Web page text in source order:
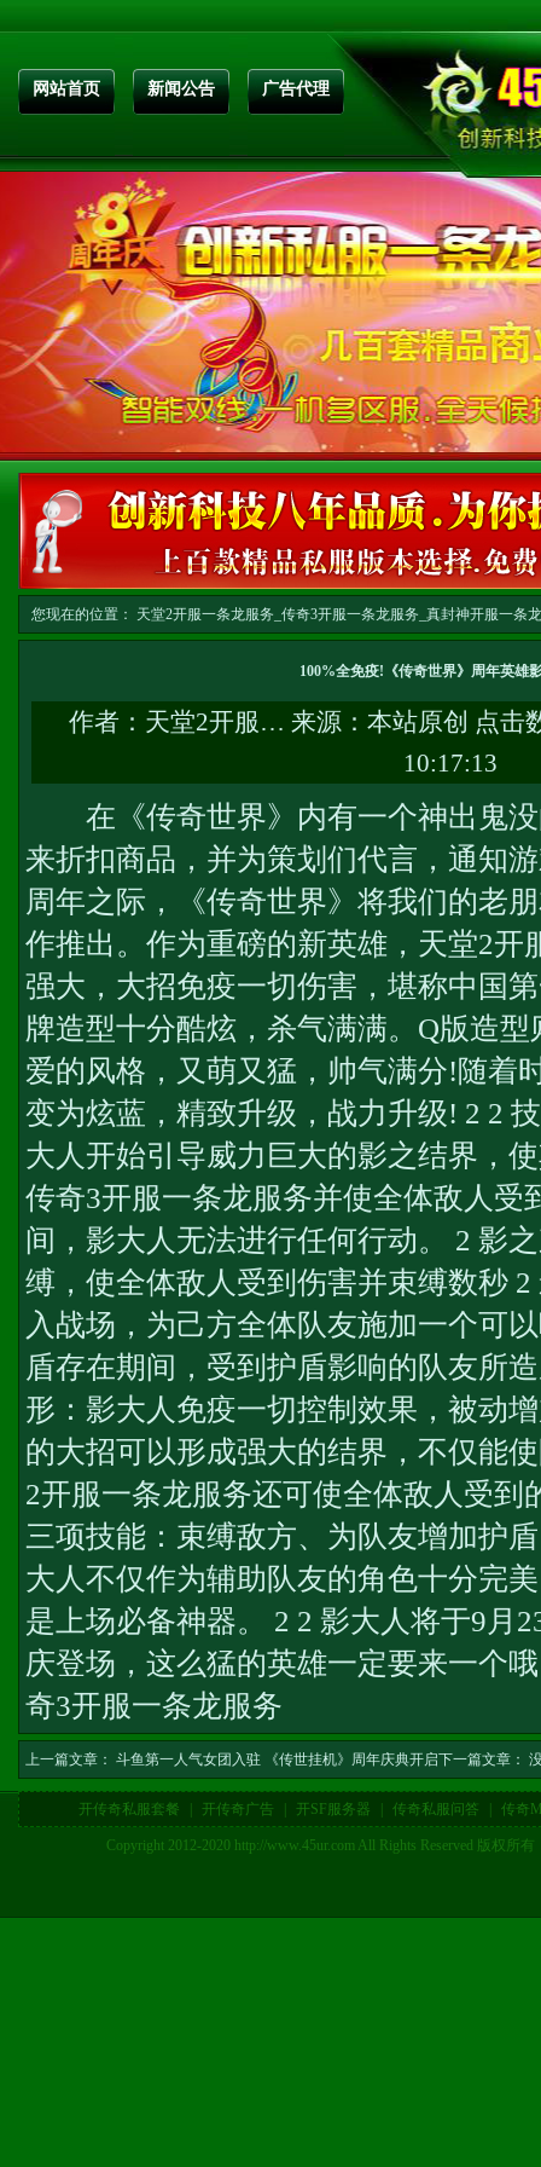
网站首页 新闻公告 广告代理
您现在的位置： 天堂2开服一条龙服务_传奇3开服一条龙服务_真封神开服一条
100%全免疫!《传奇世界》周年英雄
作者： 天堂2开服… 来源：本站原创 点击
10:17:13
在《传奇世界》内有一个神出鬼没
来折扣商品，并为策划们代言，通知
周年之际，《传奇世界》将我们的老
作推出。作为重磅的新英雄， 天堂2开
强大，大招免疫一切伤害，堪称中国
牌造型十分酷炫，杀气满满。Q版造
爱的风格，又萌又猛，帅气满分!随着
变为炫蓝，精致升级，战力升级! 2 2
大人开始引导威力巨大的影之结界，
传奇3开服一条龙服务并使全体敌人受
间，影大人无法进行任何行动。 2 影
缚，使全体敌人受到伤害并束缚数秒
入战场，为己方全体队友施加一个可
盾存在期间，受到护盾影响的队友所
形：影大人免疫一切控制效果，被动
的大招可以形成强大的结界，不仅能
2开服一条龙服务还可使全体敌人受到
三项技能：束缚敌方、为队友增加护
大人不仅作为辅助队友的角色十分完
是上场必备神器。 2 2 影大人将于9月
庆登场，这么猛的英雄一定要来一个
奇3开服一条龙服务
上一篇文章： 斗鱼第一人气女团入驻 《传世挂机》周年庆典开启下一篇文章：
开传奇私服套餐 开传奇广告 开SF服务器 传奇私服问答 传奇
Copyright 2012-2020 http://www.45ur.com All Rights Reserved 版权